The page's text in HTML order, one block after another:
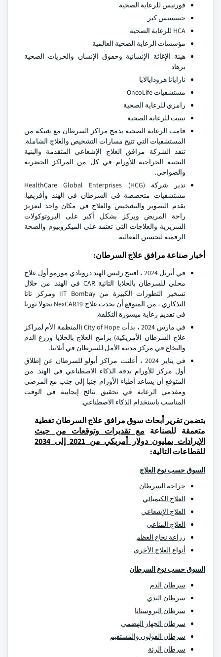
فورتيس للرعاية الصحية
جينيسيس كير
HCA للرعاية الصحية
مؤسسات الرعاية الصحية العالمية
هيئة الإغاثة الإنسانية وحقوق الإنسان والحريات الصحية
برهاد
نارايانا هرودايالايا
مستشفيات OncoLife
رامزي للرعاية الصحية
تينيت للرعاية الصحية
قامت الرعاية الصحية بدمج مراكز السرطان مع شبكة من
المستشفيات التي تتيح مسارات التشخيص والعلاج الشاملة.
تنفذ الشركة مرافق العلاج الإشعاعي المتقدمة والبنية
التحتية الجراحية للأورام في كل من المراكز الحضرية
والضواحي.
تدير شركة HealthCare Global Enterprises (HCG)
مستشفيات متخصصة في السرطان في الهند وأفريقيا.
يقدم التصوير والتشخيص والعلاج في مكان واحد لتعزيز
راحة المريض ويركز بشكل أكبر على البروتوكولات
السريرية والعلاجات التي تعتمد على الميكروبيوم والصحة
الرقمية لتحسين الفعالية.
أخبار صناعة مرافق علاج السرطان:
في أبريل 2024 ، افتتح رئيس الهند دروبادي مورمو أول علاج
محلي للسرطان بالخلايا التائية CAR في الهند. من خلال
تسخير التطورات الكبيرة من IIT Bombay ومركز تاتا
التذكاري ، من المتوقع أن يحدث علاج NexCAR19 تحولا ثوريا
في تقديم رعاية ميسورة التكلفة.
في مارس 2024 ، بدأت City of Hope (المنظمة الأم لمراكز
علاج السرطان الأمريكية) برامج العلاج بالخلايا وزرع الدم
والنخاع في مركز مدينة الأمل للسرطان في أتلانتا.
في يناير 2024 ، أعلنت مراكز أبولو للسرطان عن إطلاق
أول مركز للأورام بدقة الذكاء الاصطناعي في الهند. من
المتوقع أن يساعد أطباء الأورام جنبا إلى جنب مع المرضى
ومقدمي الرعاية في تحقيق نتائج إيجابية في الوقت
المناسب باستخدام الذكاء الاصطناعي.
يتضمن تقرير أبحاث سوق مرافق علاج السرطان تغطية
متعمقة للصناعة مع تقديرات وتوقعات من حيث
الإيرادات بمليون دولار أمريكي من 2021 إلى 2034
للقطاعات التالية:
السوق حسب نوع العلاج
جراحة السرطان
العلاج الكيميائي
العلاج الإشعاعي
العلاج المناعي
زراعة نخاع العظم
أنواع العلاج الأخرى
السوق حسب نوع السرطان
سرطان الدم
سرطان الثدي
سرطان البروستاتا
سرطان الجهاز الهضمي
سرطان القولون والمستقيم
سرطان الرئة